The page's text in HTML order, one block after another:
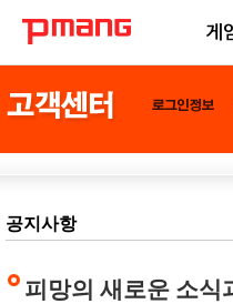
게
공지사항
피망의 새로운 소식